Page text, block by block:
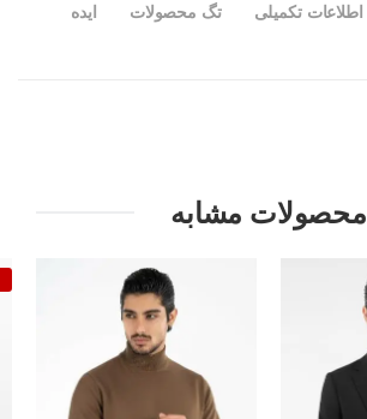
اطلاعات تکمیلی تگ محصولات ایده
محصولات مشابه